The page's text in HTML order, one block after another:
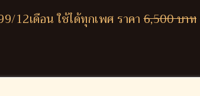
12เดือน ใช้ได้ทุกเพศ ราคา6,500 บาท